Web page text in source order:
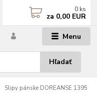
Menu
Hľadať
0 ks
za 0,00 EUR
Slipy pánske DOREANSE 1395